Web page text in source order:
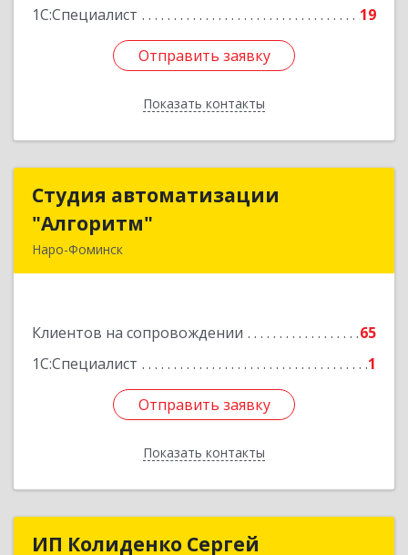
1С:Специалист
19
Отправить заявку
Показать контакты
Отправить заявку
Назад
Студия автоматизации
"Алгоритм"
Наро-Фоминск
Клиентов на сопровождении
65
1С:Специалист
1
Отправить заявку
Показать контакты
Студия автоматизации
Подробнее
Отправить заявку
Назад
ИП Колиденко СергейИП Колиденко Сергей